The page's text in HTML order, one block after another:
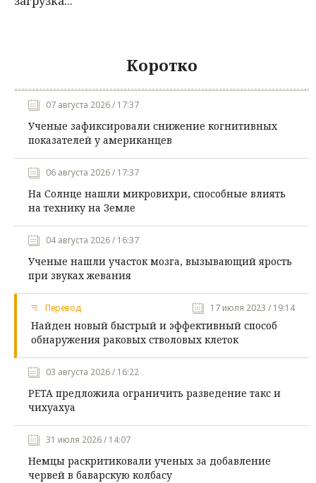
Коротко
07 августа 2026 / 17:37
Ученые зафиксировали снижение когнитивных
показателей у американцев
06 августа 2026 / 17:37
На Солнце нашли микровихри, способные влиять
на технику на Земле
04 августа 2026 / 16:37
Ученые нашли участок мозга, вызывающий ярость
при звуках жевания
Перевод 17 июля 2023 / 19:14
Найден новый быстрый и эффективный способ
обнаружения раковых стволовых клеток
03 августа 2026 / 16:22
PETA предложила ограничить разведение такс и
чихуахуа
31 июля 2026 / 14:07
Немцы раскритиковали ученых за добавление
червей в баварскую колбасу